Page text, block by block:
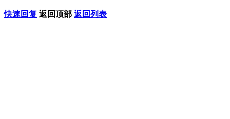
快速回复 返回顶部 返回列表